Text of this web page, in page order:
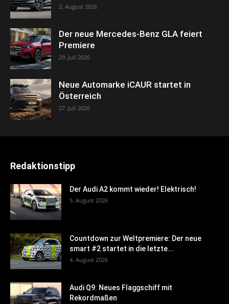
2. August 2026
Der neue Mercedes-Benz GLA feiert
Premiere
29. Juli 2026
Neue Automarke iCAUR startet in
Österreich
27. Juli 2026
Redaktionstipp
Der Audi A2 kommt wieder! Elektrisch!
5. August 2026
Countdown zur Weltpremiere: Der neue
smart #2 startet in die letzte...
4. August 2026
Audi Q9: Neues Flaggschiff mit
Rekordmaßen